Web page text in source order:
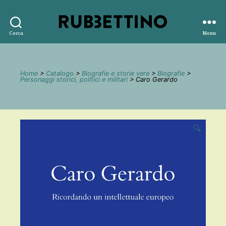
Cerca
editore
Menu
Home > Catalogo > Biografie e storie vere > Biografie >
Personaggi storici, politici e militari > Caro Gerardo
🔍